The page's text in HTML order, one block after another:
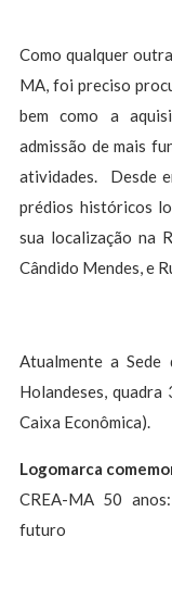
Como qualquer
MA, foi preciso
bem como a
admissão de mais
atividades. Desde
prédios históricos
sua localização na
Cândido Mendes, e
Atualmente a Sede
Holandeses,
Caixa Econômica).
Logomarca
CREA-MA 50
futuro